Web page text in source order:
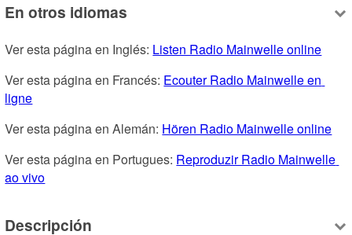
En otros idiomas
Ver esta página en Inglés: Listen Radio Mainwelle online
Ver esta página en Francés: Ecouter Radio Mainwelle en
ligne
Ver esta página en Alemán: Hören Radio Mainwelle online
Ver esta página en Portugues: Reproduzir Radio Mainwelle
ao vivo
Descripción